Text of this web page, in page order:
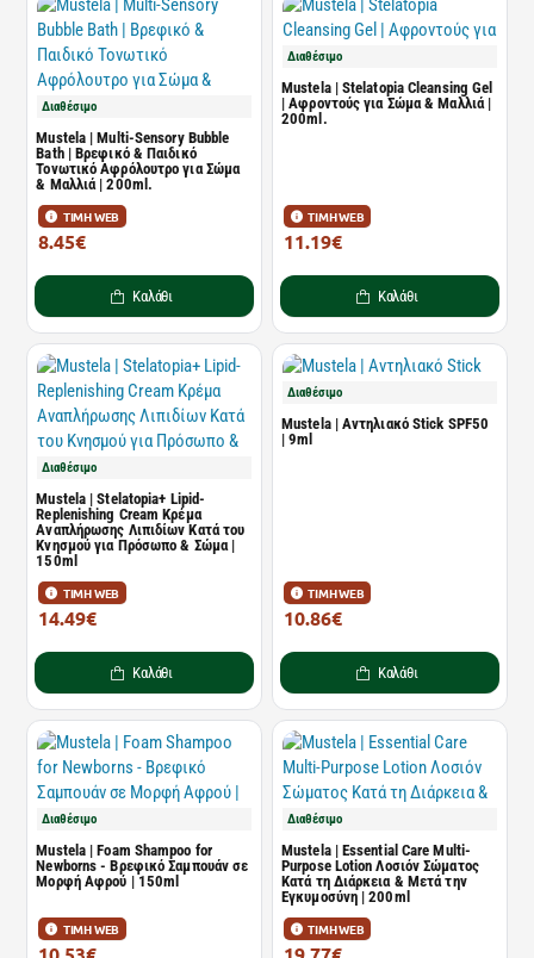
Διαθέσιμο
Mustela | Multi-Sensory Bubble
Bath | Βρεφικό & Παιδικό
Τονωτικό Αφρόλουτρο για Σώμα
& Μαλλιά | 200ml.
ΤΙΜΗ WEB
8.45€
Καλάθι
Διαθέσιμο
Mustela | Stelatopia Cleansing Gel
| Αφροντούς για Σώμα & Μαλλιά |
200ml.
ΤΙΜΗ WEB
11.19€
Καλάθι
Διαθέσιμο
Mustela | Stelatopia+ Lipid-
Replenishing Cream Κρέμα
Αναπλήρωσης Λιπιδίων Κατά του
Κνησμού για Πρόσωπο & Σώμα |
150ml
ΤΙΜΗ WEB
14.49€
Καλάθι
Διαθέσιμο
Mustela | Αντηλιακό Stick SPF50
| 9ml
ΤΙΜΗ WEB
10.86€
Καλάθι
Διαθέσιμο
Mustela | Foam Shampoo for
Newborns - Βρεφικό Σαμπουάν σε
Μορφή Αφρού | 150ml
ΤΙΜΗ WEB
Διαθέσιμο
Mustela | Essential Care Multi-
Purpose Lotion Λοσιόν Σώματος
Κατά τη Διάρκεια & Μετά την
Εγκυμοσύνη | 200ml
ΤΙΜΗ WEB